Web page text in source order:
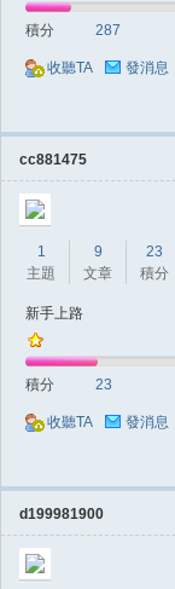
積分 287
收聽TA 發消息
cc881475
1
主題
9
文章
23
積分
新手上路
積分 23
收聽TA 發消息
d199981900